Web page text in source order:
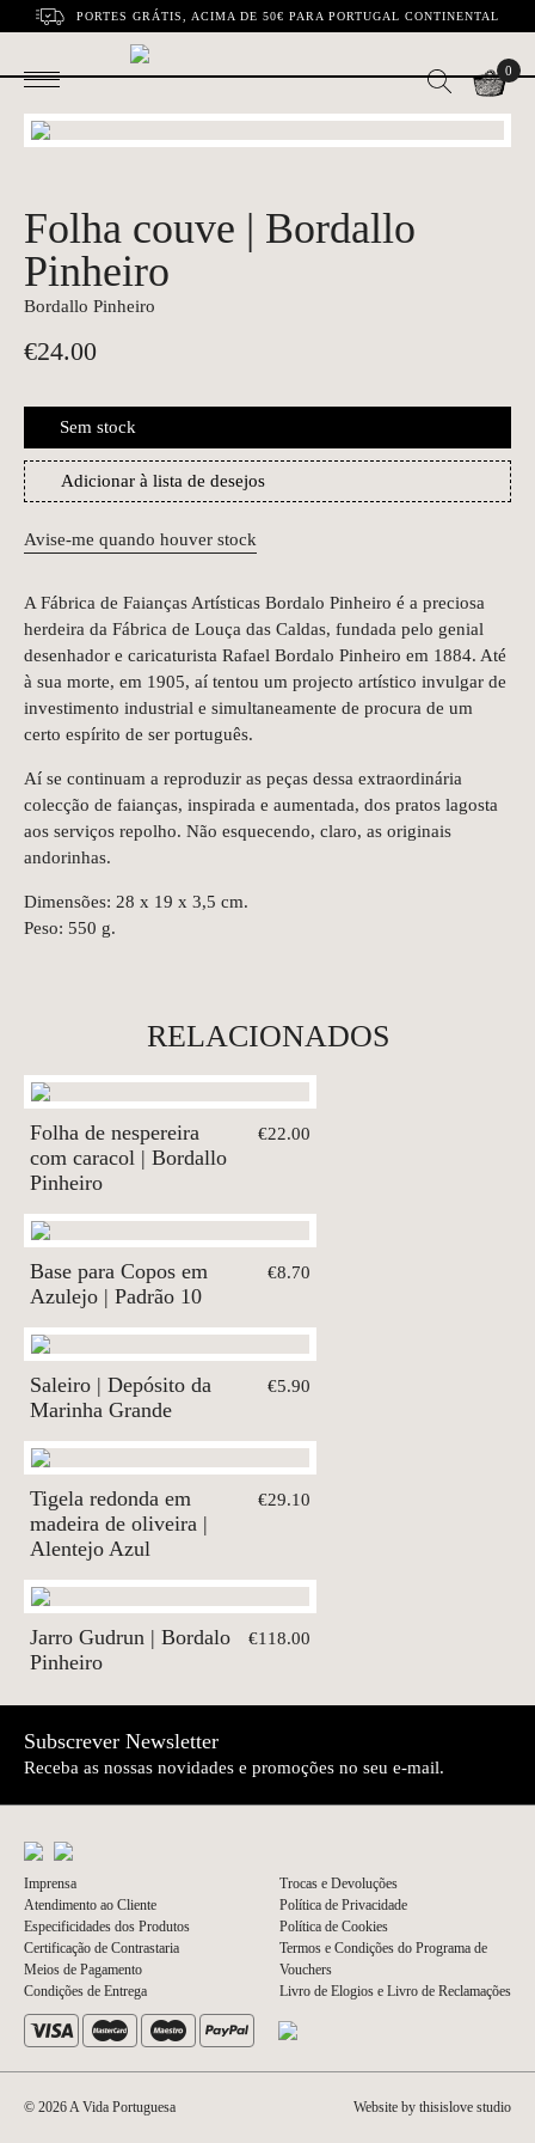
PORTES GRÁTIS, ACIMA DE 50€ PARA PORTUGAL CONTINENTAL
0
Folha couve | Bordallo
Pinheiro
Bordallo Pinheiro
€24.00
Sem stock
Adicionar à lista de desejos
Avise-me quando houver stock
A Fábrica de Faianças Artísticas Bordalo Pinheiro é a preciosa
herdeira da Fábrica de Louça das Caldas, fundada pelo genial
desenhador e caricaturista Rafael Bordalo Pinheiro em 1884. Até
à sua morte, em 1905, aí tentou um projecto artístico invulgar de
investimento industrial e simultaneamente de procura de um
certo espírito de ser português.
Aí se continuam a reproduzir as peças dessa extraordinária
colecção de faianças, inspirada e aumentada, dos pratos lagosta
aos serviços repolho. Não esquecendo, claro, as originais
andorinhas.
Dimensões: 28 x 19 x 3,5 cm.
Peso: 550 g.
RELACIONADOS
Folha de nespereira
com caracol | Bordallo
Pinheiro
€22.00
Base para Copos em
Azulejo | Padrão 10
€8.70
Saleiro | Depósito da
Marinha Grande
€5.90
Tigela redonda em
madeira de oliveira |
Alentejo Azul
€29.10
Jarro Gudrun | Bordalo
Pinheiro
€118.00
Subscrever Newsletter
Receba as nossas novidades e promoções no seu e-mail.
Imprensa
Atendimento ao Cliente
Especificidades dos Produtos
Certificação de Contrastaria
Meios de Pagamento
Condições de Entrega
Trocas e Devoluções
Política de Privacidade
Política de Cookies
Termos e Condições do Programa de
Vouchers
Livro de Elogios e Livro de Reclamações
© 2026 A Vida Portuguesa Website by thisislove studio